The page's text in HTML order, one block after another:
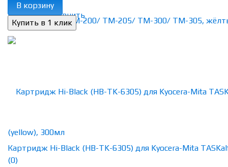
избранное сравнить
В корзину
Картридж Hi-Black (HB-TK-6305) для Kyocera-Mita
(0)